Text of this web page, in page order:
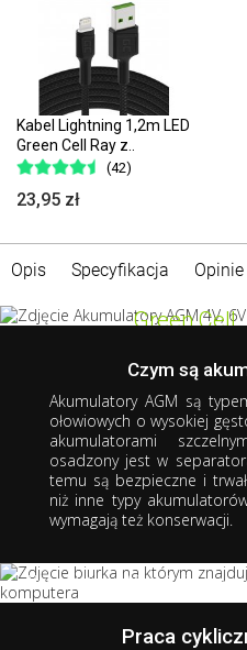
Kabel Lightning 1,2m LED
Green Cell Ray z..
(42)
23,95 zł
Opis Specyfikacja Opinie
Green Cell
Akumulator
Serce Twoich
wydajniejsze niż
5+ lat
Gwarancja
Praca w różnych
Wysoka wydajność
Bezobsługowy
Czym są
Akumulatory AGM są
ołowiowych o wysokiej
akumulatorami
osadzony jest w
temu są bezpieczne i
niż inne typy
wymagają też konserwacji.
AkumulatoryAGM świetnie
w instalacjach
systemach alarmowych i
Praca